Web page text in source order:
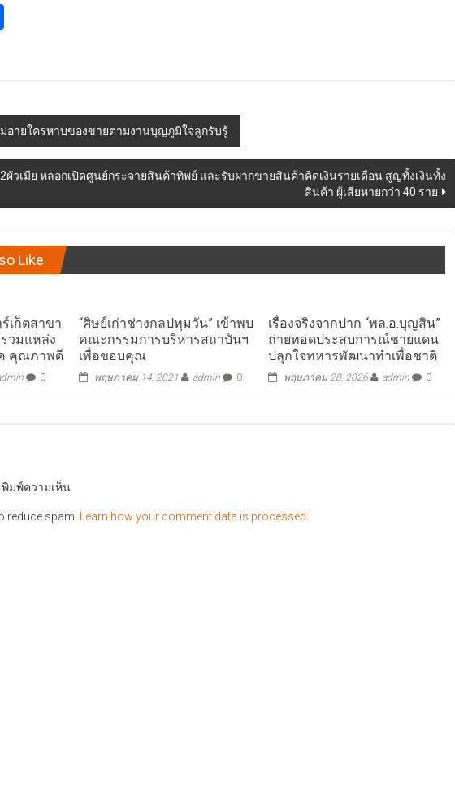
อายใครหาบของขายตามงานบุญภูมิใจลูกรับรู้
ผัวเมีย หลอกเปิดศูนย์กระจายสินค้าทิพย์ และรับฝากขายสินค้าคิดเงินรายเดือน สูญทั้งเงินทั้ง
สินค้า ผู้เสียหายกว่า 40 ราย
Like
เก็ตสาขา
วมแหล่ง
คุณภาพดี
0
“ศิษย์เก่าช่างกลปทุมวัน” เข้าพบ
คณะกรรมการบริหารสถาบันฯ
เพื่อขอบคุณ
พฤษภาคม 14, 2021 admin 0
เรื่องจริงจากปาก “พล.อ.บุญสิน”
ถ่ายทอดประสบการณ์ชายแดน
ปลุกใจทหารพัฒนาทำเพื่อชาติ
พฤษภาคม 28, 2026 admin 0
พิมพ์ความเห็น
reduce spam. Learn how your comment data is processed.